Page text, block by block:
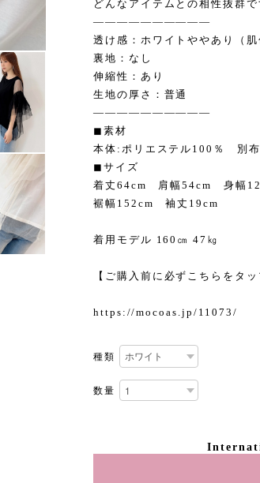
どんなアイテムとの相性抜群
——————————
透け感：ホワイトややあり（
裏地：なし
伸縮性：あり
生地の厚さ：普通
——————————
◼︎素材
本体:ポリエステル100％ 別
◼︎サイズ
着丈64cm 肩幅54cm 身幅
裾幅152cm 袖丈19cm
着用モデル 160㎝ 47㎏
【ご購入前に必ずこちらをタ
https://mocoas.jp/11073/
種類
数量